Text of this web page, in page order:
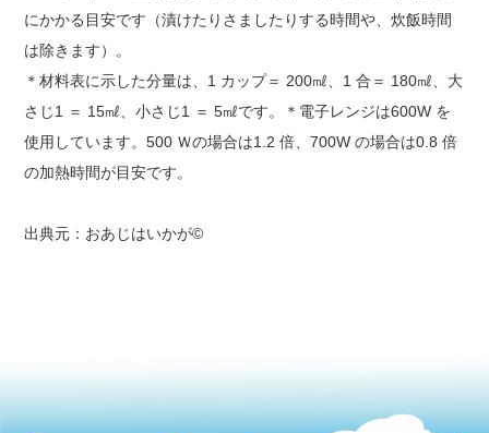
にかかる目安です（漬けたりさましたりする時間や、炊飯時間
は除きます）。
＊材料表に示した分量は、1 カップ＝ 200㎖、1 合＝ 180㎖、大
さじ1 ＝ 15㎖、小さじ1 ＝ 5㎖です。＊電子レンジは600W を
使用しています。500 Ｗの場合は1.2 倍、700W の場合は0.8 倍
の加熱時間が目安です。
出典元：おあじはいかが©